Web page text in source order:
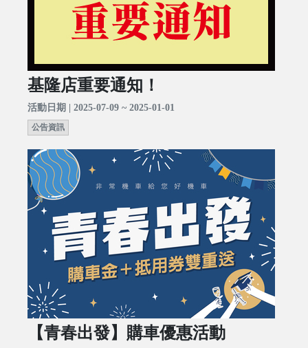
基隆店重要通知！
活動日期 | 2025-07-09 ~ 2025-01-01
公告資訊
【青春出發】購車優惠活動